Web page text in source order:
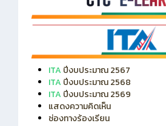
ITA ปีงบประมาณ 2567
ITA ปีงบประมาณ 2568
ITA ปีงบประมาณ 2569
แสดงความคิดเห็น
ช่องทางร้องเรียน